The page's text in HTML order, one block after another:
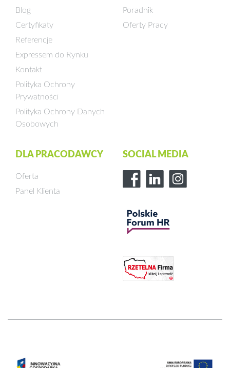
Blog
Certyfikaty
Referencje
Expressem do Rynku
Kontakt
Polityka Ochrony
Prywatności
Polityka Ochrony Danych
Osobowych
Poradnik
Oferty Pracy
DLA PRACODAWCY
Oferta
Panel Klienta
SOCIAL MEDIA